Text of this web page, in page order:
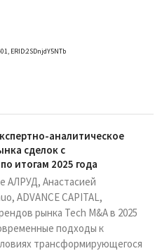
ERID:2SDnjdY5NTb
аналитическое
сделок с
итогам 2025 года
АЛРУД, Анастасией
ADVANCE CAPITAL,
рынка Tech M&A в 2025
подходы к
трансформирующегося